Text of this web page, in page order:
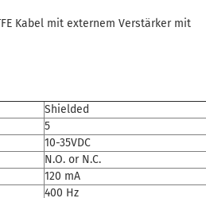
Kabel mit externem Verstärker mit
Shielded
5
10-35VDC
N.O. or N.C.
120 mA
400 Hz